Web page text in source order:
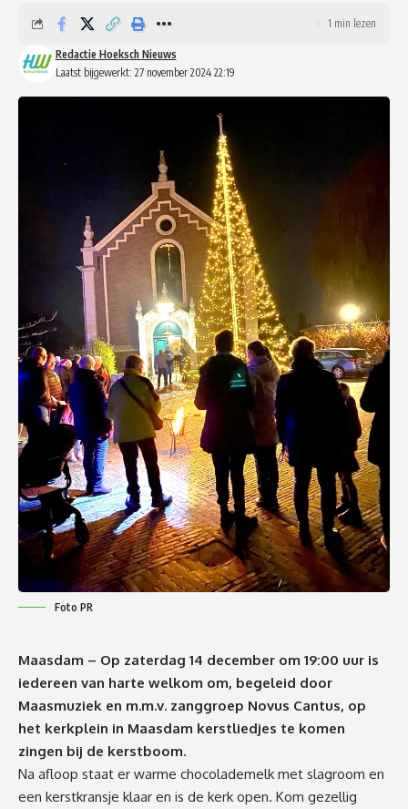
Laatst bijgewerkt: 27 november 2024 22:19
Redactie Hoeksch Nieuws
1 min lezen
Foto PR
Maasdam – Op zaterdag 14 december om 19:00 uur is
iedereen van harte welkom om, begeleid door
Maasmuziek en m.m.v. zanggroep Novus Cantus, op
het kerkplein in Maasdam kerstliedjes te komen
zingen bij de kerstboom.
Na afloop staat er warme chocolademelk met slagroom en
een kerstkransje klaar en is de kerk open. Kom gezellig